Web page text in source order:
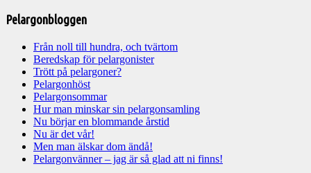
Pelargonbloggen
Från noll till hundra, och tvärtom
Beredskap för pelargonister
Trött på pelargoner?
Pelargonhöst
Pelargonsommar
Hur man minskar sin pelargonsamling
Nu börjar en blommande årstid
Nu är det vår!
Men man älskar dom ändå!
Pelargonvänner – jag är så glad att ni finns!